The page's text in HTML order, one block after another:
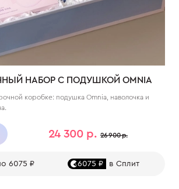
НАБОР С ПОДУШКОЙ OMNIA
коробке: подушка Omnia, наволочка и
26 900 р.
24 300 р.
6075 ₽ 6075 ₽ в Сплит